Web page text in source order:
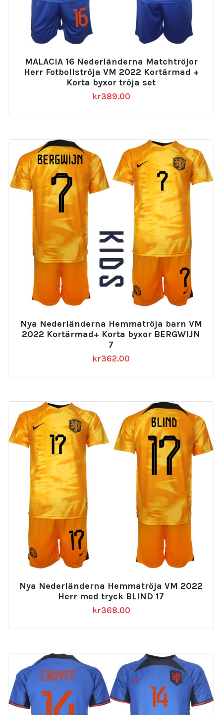
MALACIA 16 Nederländerna Matchtröjor
Herr Fotbollströja VM 2022 Kortärmad +
Korta byxor tröja set
kr389.00
Nya Nederländerna Hemmatröja barn VM
2022 Kortärmad+ Korta byxor BERGWIJN
7
kr362.00
Nya Nederländerna Hemmatröja VM 2022
Herr med tryck BLIND 17
kr368.00